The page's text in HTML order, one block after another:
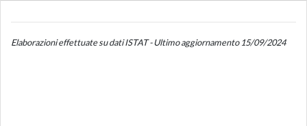
Elaborazioni effettuate su dati ISTAT - Ultimo aggiornamento 15/09/2024